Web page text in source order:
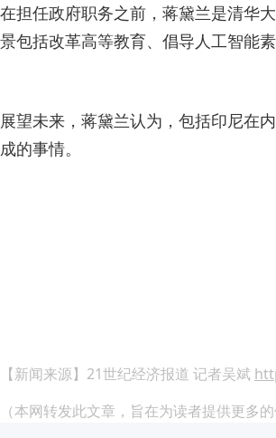
在担任政府职务之前，蒋黛兰是清华
景包括改革高等教育、倡导人工智能
展望未来，蒋黛兰认为，包括印尼在
成的事情。
【新闻来源】21世纪经济报道 记者吴斌
（本网转发此文章，旨在为读者提供更多